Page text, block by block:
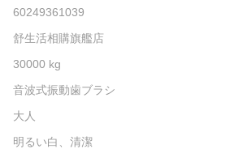
60249361039
舒生活相購旗艦店
30000 kg
音波式振動歯ブラシ
大人
明るい白、清潔